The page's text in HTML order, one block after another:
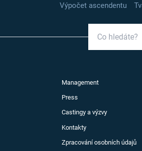
Výpočet ascendentu
Management
Press
Castingy a výzvy
Kontakty
Zpracování osobních údajů